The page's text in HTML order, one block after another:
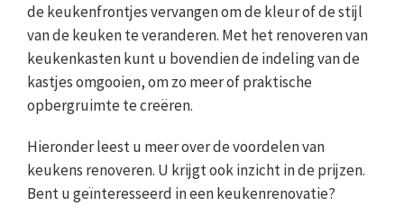
de keukenfrontjes vervangen om de kleur of de stijl
van de keuken te veranderen. Met het renoveren van
keukenkasten kunt u bovendien de indeling van de
kastjes omgooien, om zo meer of praktische
opbergruimte te creëren.
Hieronder leest u meer over de voordelen van
keukens renoveren. U krijgt ook inzicht in de prijzen.
Bent u geïnteresseerd in een keukenrenovatie?